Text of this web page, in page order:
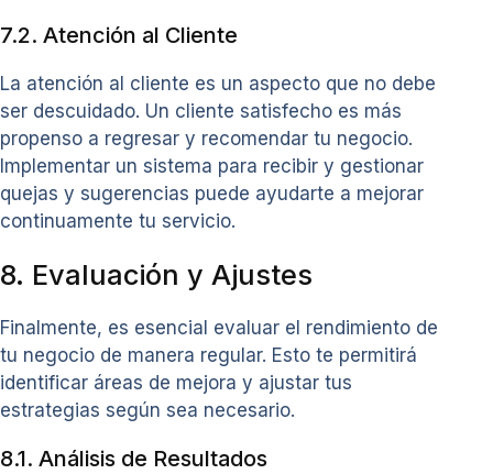
7.2. Atención al Cliente
La atención al cliente es un aspecto que no debe
ser descuidado. Un cliente satisfecho es más
propenso a regresar y recomendar tu negocio.
Implementar un sistema para recibir y gestionar
quejas y sugerencias puede ayudarte a mejorar
continuamente tu servicio.
8. Evaluación y Ajustes
Finalmente, es esencial evaluar el rendimiento de
tu negocio de manera regular. Esto te permitirá
identificar áreas de mejora y ajustar tus
estrategias según sea necesario.
8.1. Análisis de Resultados